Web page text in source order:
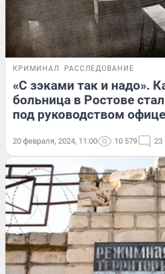
КРИМИНАЛ РАССЛЕДОВАНИЕ
«С зэками так и надо».
больница в Ростове
под руководством
20 февраля, 2024, 11:00 10 579 23